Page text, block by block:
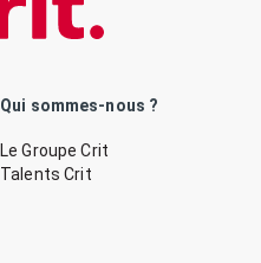
Qui sommes-nous ?
Le Groupe Crit
Talents Crit